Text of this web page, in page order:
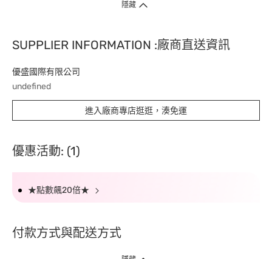
隱藏
SUPPLIER INFORMATION :廠商直送資訊
優盛國際有限公司
undefined
進入廠商專店逛逛，湊免運
優惠活動: (1)
★點數飆20倍★
付款方式與配送方式